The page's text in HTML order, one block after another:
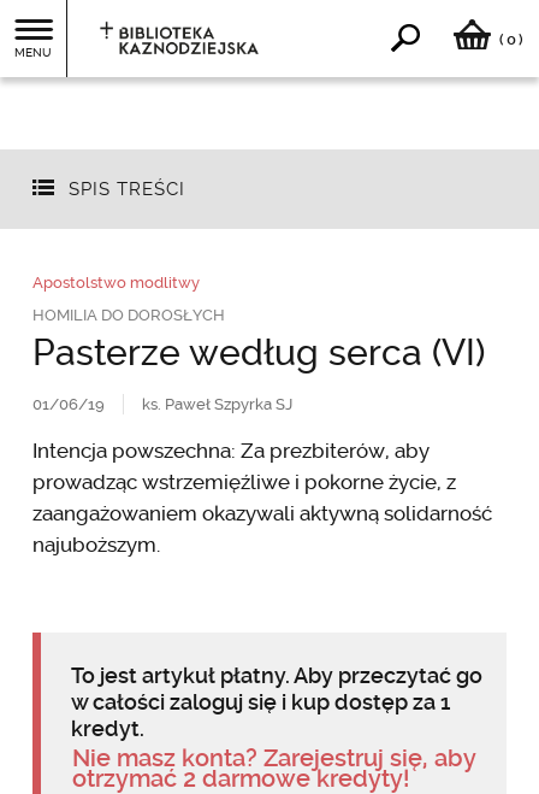
MENU
( 0)
SPIS TREŚCI
Apostolstwo modlitwy
HOMILIA DO DOROSŁYCH
Pasterze według serca (VI)
01/06/19 ks. Paweł Szpyrka SJ
Intencja powszechna: Za prezbiterów, aby
prowadząc wstrzemięźliwe i pokorne życie, z
zaangażowaniem okazywali aktywną solidarność
najuboższym.
To jest artykuł płatny. Aby przeczytać go
w całości zaloguj się i kup dostęp za 1
kredyt.
Nie masz konta? Zarejestruj się, aby
otrzymać 2 darmowe kredyty!